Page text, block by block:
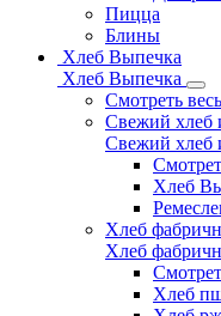
Пицца
Блины
Хлеб Выпечка
Хлеб Выпечка
Смотреть
Свежий хлеб
Свежий хлеб
Хлеб
Хлеб
Хлеб
Хлеб